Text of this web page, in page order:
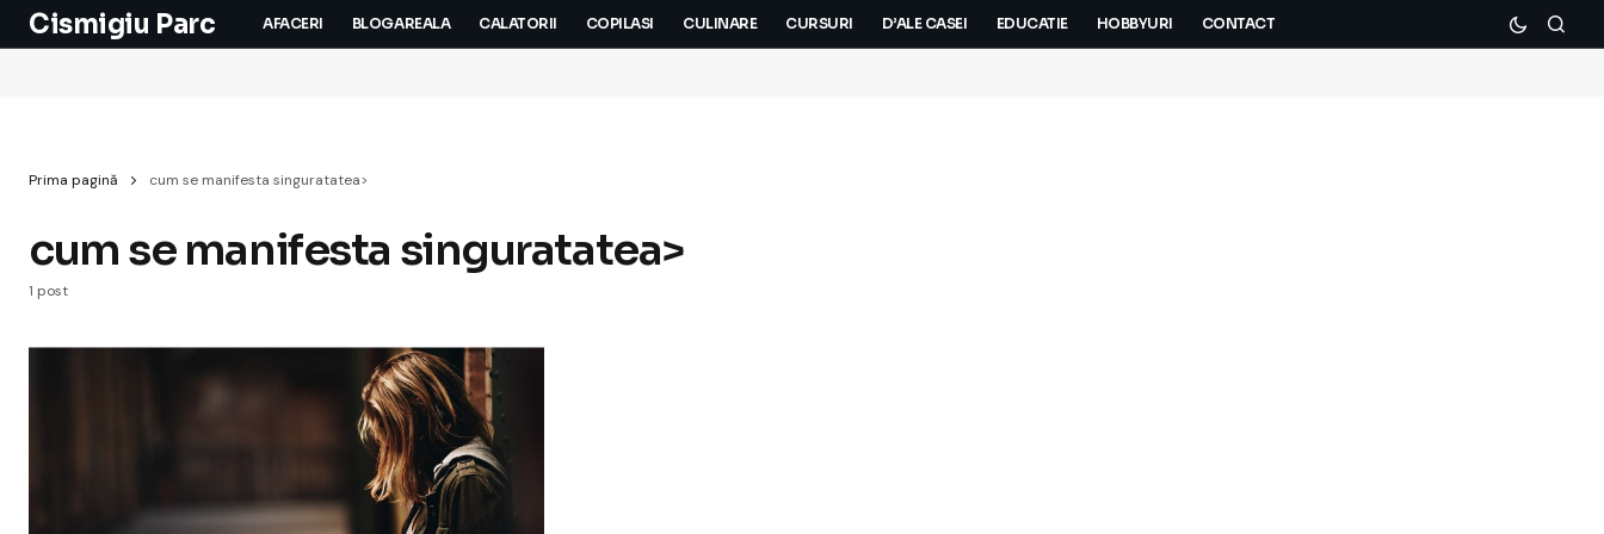
Cismigiu Parc AFACERI BLOGAREALA CALATORII COPILASI CULINARE CURSURI D’ALE CASEI EDUCATIE HOBBYURI CONTACT
Prima pagină cum se manifesta singuratatea>
cum se manifesta singuratatea>
1 post